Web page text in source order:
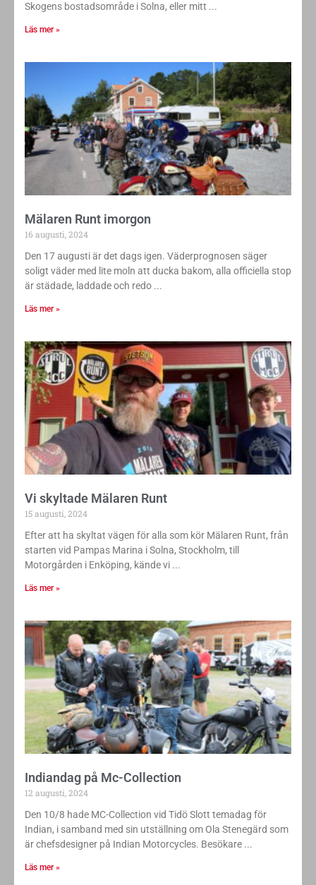
Skogens bostadsområde i Solna, eller mitt
Läs mer »
Mälaren Runt imorgon
16 augusti, 2024
Den 17 augusti är det dags igen. Väderprognosen säger
soligt väder med lite moln att ducka bakom, alla officiella stop
är städade, laddade och redo
Läs mer »
Vi skyltade Mälaren Runt
15 augusti, 2024
Efter att ha skyltat vägen för alla som kör Mälaren Runt, från
starten vid Pampas Marina i Solna, Stockholm, till
Motorgården i Enköping, kände vi
Läs mer »
Indiandag på Mc-Collection
12 augusti, 2024
Den 10/8 hade MC-Collection vid Tidö Slott temadag för
Indian, i samband med sin utställning om Ola Stenegärd som
är chefsdesigner på Indian Motorcycles. Besökare
Läs mer »